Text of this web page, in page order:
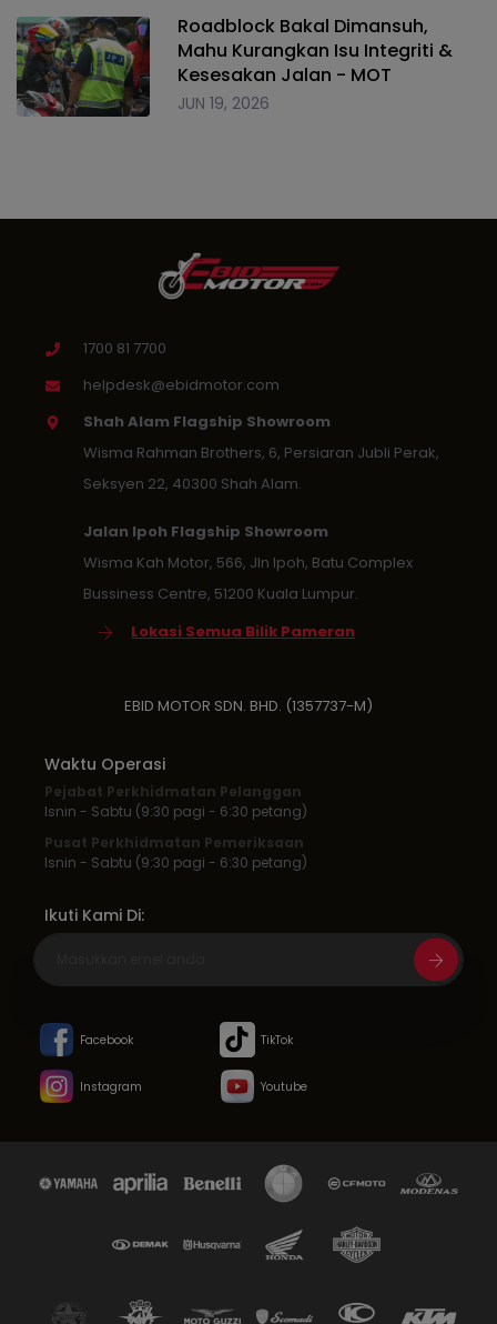
Roadblock Bakal Dimansuh,
Mahu Kurangkan Isu Integriti &
Kesesakan Jalan - MOT
JUN 19, 2026
1700 81 7700
helpdesk@ebidmotor.com
Shah Alam Flagship Showroom
Wisma Rahman Brothers, 6, Persiaran Jubli Perak,
Seksyen 22, 40300 Shah Alam.
Jalan Ipoh Flagship Showroom
Wisma Kah Motor, 566, Jln Ipoh, Batu Complex
Bussiness Centre, 51200 Kuala Lumpur.
Lokasi Semua Bilik Pameran
EBID MOTOR SDN. BHD. (1357737-M)
Waktu Operasi
Pejabat Perkhidmatan Pelanggan
Isnin - Sabtu (9:30 pagi - 6:30 petang)
Pusat Perkhidmatan Pemeriksaan
Isnin - Sabtu (9:30 pagi - 6:30 petang)
Ikuti Kami Di:
Facebook TikTok
Instagram Youtube